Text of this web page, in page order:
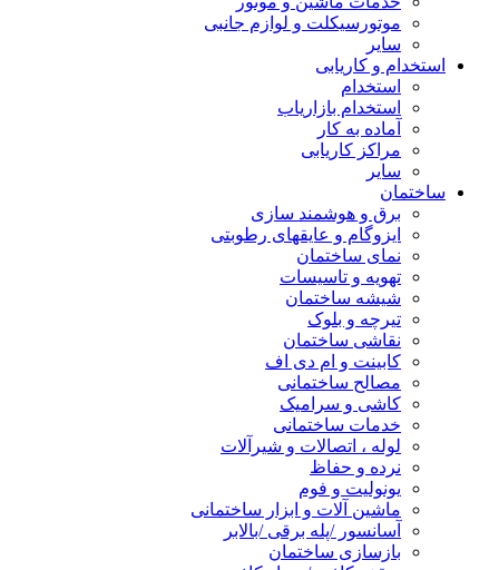
موتورسیکلت و لوازم جانبی
سایر
استخدام و کاریابی
استخدام
استخدام بازاریاب
آماده به کار
مراکز کاریابی
سایر
ساختمان
برق و هوشمند سازی
ایزوگام و عایقهای رطوبتی
نمای ساختمان
تهویه و تاسیسات
شیشه ساختمان
تیرچه و بلوک
نقاشی ساختمان
کابینت و ام دی اف
مصالح ساختمانی
کاشی و سرامیک
خدمات ساختمانی
لوله ، اتصالات و شیرآلات
نرده و حفاظ
یونولیت و فوم
ماشین آلات و ابزار ساختمانی
آسانسور /پله برقی /بالابر
بازسازی ساختمان